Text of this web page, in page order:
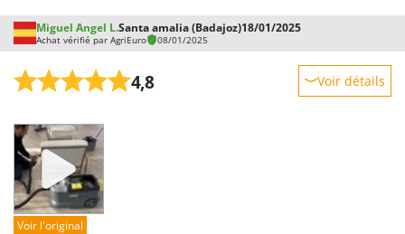
Miguel Angel L.Santa amalia (Badajoz)18/01/2025
Achat vérifié par AgriEuro 08/01/2025
4,8 Voir détails
Prestations
Facilité d'utilisation
Qualité / Prix
Facilité de montage
Voir l'original